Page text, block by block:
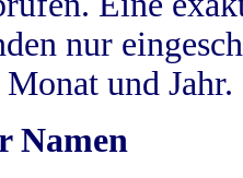
nur
und Jahr.
Namen